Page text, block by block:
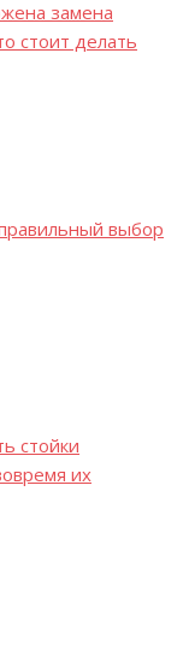
замена
стоит делать
выбор
стойки
их